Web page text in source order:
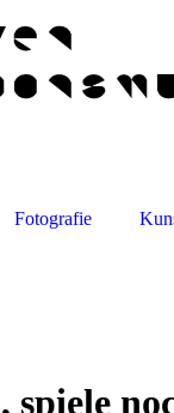
Fotografie
spiele